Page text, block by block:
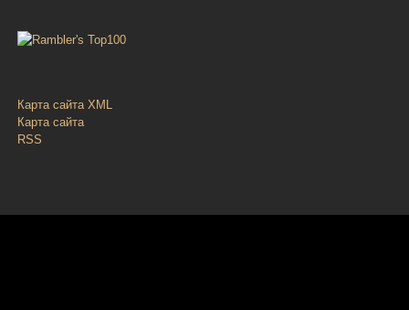
Карта сайта XML
Карта сайта
RSS